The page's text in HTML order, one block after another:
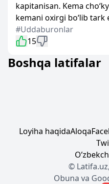
kapitanisan. Kema
kemani oxirgi bo‘lib tark
#Uddaburonlar
15
Boshqa latifalar
Loyiha haqidaAloqa
©
Obuna va